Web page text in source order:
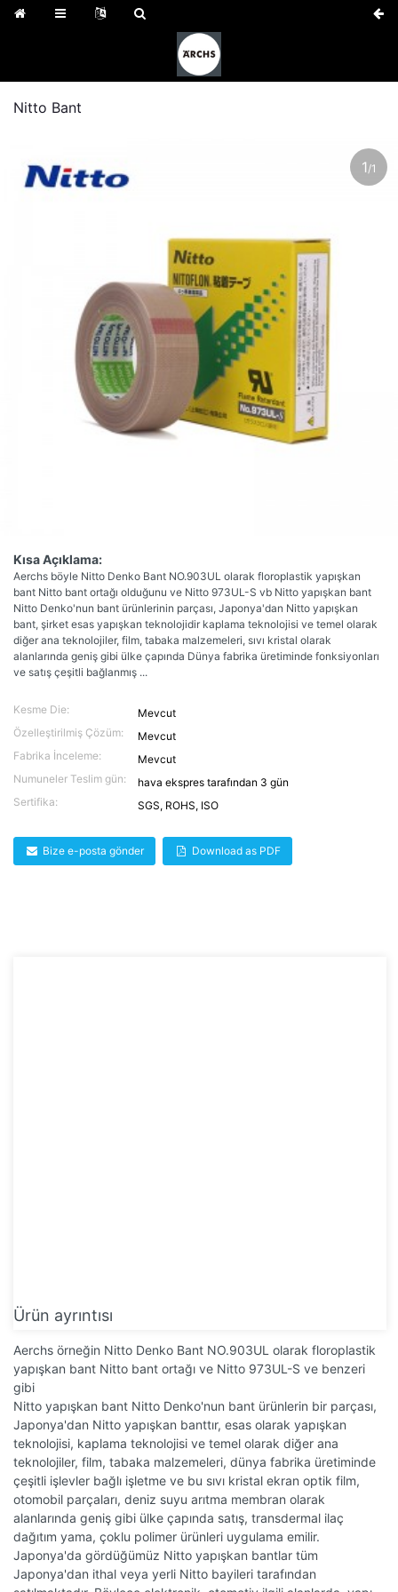
Nitto Bant
1 /1
Kısa Açıklama:
Aerchs böyle Nitto Denko Bant NO.903UL olarak floroplastik yapışkan
bant Nitto bant ortağı olduğunu ve Nitto 973UL-S vb Nitto yapışkan bant
Nitto Denko'nun bant ürünlerinin parçası, Japonya'dan Nitto yapışkan
bant, şirket esas yapışkan teknolojidir kaplama teknolojisi ve temel olarak
diğer ana teknolojiler, film, tabaka malzemeleri, sıvı kristal olarak
alanlarında geniş gibi ülke çapında Dünya fabrika üretiminde fonksiyonları
ve satış çeşitli bağlanmış ...
Kesme Die:
Mevcut
Özelleştirilmiş Çözüm:
Mevcut
Fabrika İnceleme:
Mevcut
Numuneler Teslim gün:
hava ekspres tarafından 3 gün
Sertifika:
SGS, ROHS, ISO
Bize e-posta gönder Download as PDF
Ürün ayrıntısı
Aerchs örneğin Nitto Denko Bant NO.903UL olarak floroplastik
yapışkan bant Nitto bant ortağı ve Nitto 973UL-S ve benzeri
gibi
Nitto yapışkan bant Nitto Denko'nun bant ürünlerin bir parçası,
Japonya'dan Nitto yapışkan banttır, esas olarak yapışkan
teknolojisi, kaplama teknolojisi ve temel olarak diğer ana
teknolojiler, film, tabaka malzemeleri, dünya fabrika üretiminde
çeşitli işlevler bağlı işletme ve bu sıvı kristal ekran optik film,
otomobil parçaları, deniz suyu arıtma membran olarak
alanlarında geniş gibi ülke çapında satış, transdermal ilaç
dağıtım yama, çoklu polimer ürünleri uygulama emilir.
Japonya'da gördüğümüz Nitto yapışkan bantlar tüm
Japonya'dan ithal veya yerli Nitto bayileri tarafından